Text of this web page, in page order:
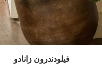
فيلودندرون زانادو